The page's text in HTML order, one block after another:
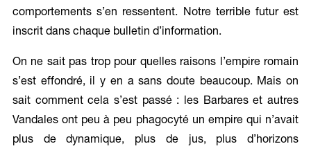
comportements s’en ressentent. Notre terrible futur est
inscrit dans chaque bulletin d’information.
On ne sait pas trop pour quelles raisons l’empire romain
s’est effondré, il y en a sans doute beaucoup. Mais on
sait comment cela s’est passé : les Barbares et autres
Vandales ont peu à peu phagocyté un empire qui n’avait
plus de dynamique, plus de jus, plus d’horizons